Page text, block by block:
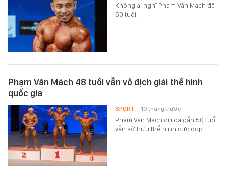
Không ai nghĩ Phạm Văn Mách đã
50 tuổi.
Phạm Văn Mách 48 tuổi vẫn vô địch giải thể hình
quốc gia
Phạm Văn Mách dù đã gần 50 tuổi
vẫn sở hữu thể hình cực đẹp.
SPORT - 10 tháng trước